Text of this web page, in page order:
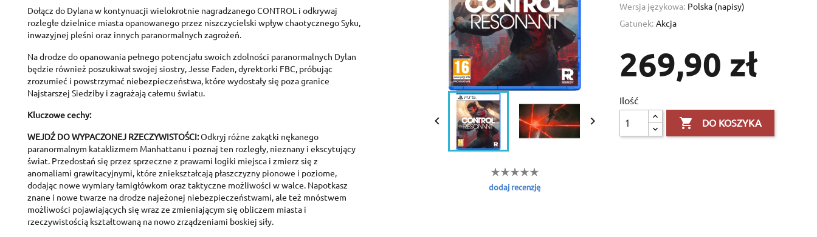
Dołącz do Dylana w kontynuacji wielokrotnie nagradzanego CONTROL i odkrywaj
rozległe dzielnice miasta opanowanego przez niszczycielski wpływ chaotycznego Syku,
inwazyjnej pleśni oraz innych paranormalnych zagrożeń.
Na drodze do opanowania pełnego potencjału swoich zdolności paranormalnych Dylan
będzie również poszukiwał swojej siostry, Jesse Faden, dyrektorki FBC, próbując
zrozumieć i powstrzymać niebezpieczeństwa, które wydostały się poza granice
Najstarszej Siedziby i zagrażają całemu światu.
Kluczowe cechy:
WEJDŹ DO WYPACZONEJ RZECZYWISTOŚCI:Odkryj różne zakątki nękanego
paranormalnym kataklizmem Manhattanu i poznaj ten rozległy, nieznany i ekscytujący
świat. Przedostań się przez sprzeczne z prawami logiki miejsca i zmierz się z
anomaliami grawitacyjnymi, które zniekształcają płaszczyzny pionowe i poziome,
dodając nowe wymiary łamigłówkom oraz taktyczne możliwości w walce. Napotkasz
znane i nowe twarze na drodze najeżonej niebezpieczeństwami, ale też mnóstwem
możliwości pojawiających się wraz ze zmieniającym się obliczem miasta i
rzeczywistością kształtowaną na nowo zrządzeniami boskiej siły.
 
dodaj recenzję
Wersja językowa: Polska (napisy)
Gatunek: Akcja
269,90 zł
Ilość
 DO KOSZYKA